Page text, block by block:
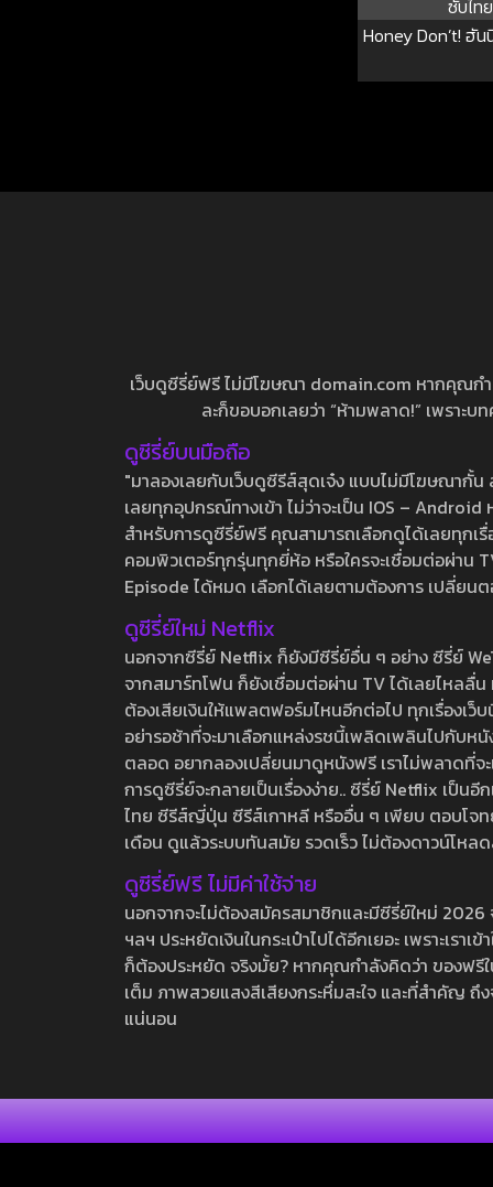
ซับไทย
Honey Don’t! ฮั
เว็บดูซีรี่ย์ฟรี ไม่มีโฆษณา domain.com หากคุณก
ละก็ขอบอกเลยว่า “ห้ามพลาด!” เพราะ
ดูซีรี่ย์บนมือถือ
"มาลองเลยกับเว็บดูซีรีส์สุดเจ๋ง แบบไม่มีโฆษณากั้
เลยทุกอุปกรณ์ทางเข้า ไม่ว่าจะเป็น IOS –
สำหรับการดูซีรี่ย์ฟรี คุณสามารถเลือกดูได้เลยทุกเ
คอมพิวเตอร์ทุกรุ่นทุกยี่ห้อ หรือใครจะเชื่อมต่อผ่าน
Episode ได้หมด เลือกได้เลยตามต้องการ เปลี่ยน
ดูซีรี่ย์ใหม่ Netflix
นอกจากซีรี่ย์ Netflix ก็ยังมีซีรี่ย์อื่น ๆ อย่าง ซีรี่ย์
จากสมาร์ทโฟน ก็ยังเชื่อมต่อผ่าน TV ได้เลยไหลลื่
ต้องเสียเงินให้แพลตฟอร์มไหนอีกต่อไป ทุกเรื่องเว็
อย่ารอช้าที่จะมาเลือกแหล่งรชนี้เพลิดเพลินไปกับห
ตลอด อยากลองเปลี่ยนมาดูหนังฟรี เราไม่พลาดที่
การดูซีรี่ย์จะกลายเป็นเรื่องง่าย.. ซีรี่ย์ Netflix เป็น
ไทย ซีรีส์ญี่ปุ่น ซีรีส์เกาหลี หรืออื่น ๆ เพียบ ตอบโจท
เดือน ดูแล้วระบบทันสมัย รวดเร็ว ไม่ต้องดาวน์โห
ดูซีรี่ย์ฟรี ไม่มีค่าใช้จ่าย
นอกจากจะไม่ต้องสมัครสมาชิกและมีซีรี่ย์ใหม่
ฯลฯ ประหยัดเงินในกระเป๋าไปได้อีกเยอะ เพราะเร
ก็ต้องประหยัด จริงมั้ย? หากคุณกำลังคิดว่า ของฟ
เต็ม ภาพสวยแสงสีเสียงกระหึ่มสะใจ และที่สำคัญ
แน่นอน